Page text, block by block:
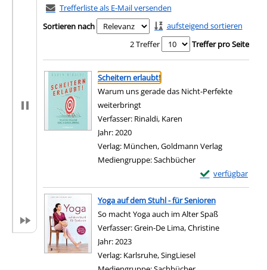
Trefferliste als E-Mail versenden
Sortieren nach
aufsteigend sortieren
2 Treffer
Treffer pro Seite
Suchergebnis
Zu den Suchfiltern springen
Scheitern erlaubt!
Warum uns gerade das Nicht-Perfekte
weiterbringt
Verfasser: Rinaldi, Karen
Jahr:2020
Verlag: München, Goldmann Verlag
Mediengruppe:Sachbücher
verfügbar
Exemplar-Details
Zum Download
Yoga auf dem Stuhl - für Senioren
So macht Yoga auch im Alter Spaß
Verfasser:Grein-De Lima, Christine
Jahr:2023
Verlag: Karlsruhe, SingLiesel